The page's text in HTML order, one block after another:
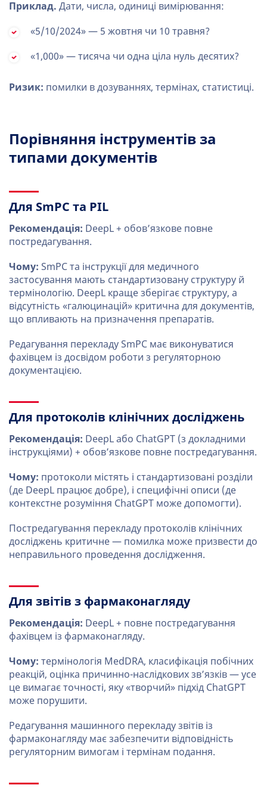
Приклад. Дати, числа, одиниці вимірювання:
«5/10/2024» — 5 жовтня чи 10 травня?
«1,000» — тисяча чи одна ціла нуль десятих?
Ризик: помилки в дозуваннях, термінах, статистиці.
Порівняння інструментів за
типами документів
Для SmPC та PIL
Рекомендація: DeepL + обов’язкове повне
постредагування.
Чому: SmPC та інструкції для медичного
застосування мають стандартизовану структуру й
термінологію. DeepL краще зберігає структуру, а
відсутність «галюцинацій» критична для документів,
що впливають на призначення препаратів.
Редагування перекладу SmPC має виконуватися
фахівцем із досвідом роботи з регуляторною
документацією.
Для протоколів клінічних досліджень
Рекомендація: DeepL або ChatGPT (з докладними
інструкціями) + обов’язкове повне постредагування.
Чому: протоколи містять і стандартизовані розділи
(де DeepL працює добре), і специфічні описи (де
контекстне розуміння ChatGPT може допомогти).
Постредагування перекладу протоколів клінічних
досліджень критичне — помилка може призвести до
неправильного проведення дослідження.
Для звітів з фармаконагляду
Рекомендація: DeepL + повне постредагування
фахівцем із фармаконагляду.
Чому: термінологія MedDRA, класифікація побічних
реакцій, оцінка причинно-наслідкових зв’язків — усе
це вимагає точності, яку «творчий» підхід ChatGPT
може порушити.
Редагування машинного перекладу звітів із
фармаконагляду має забезпечити відповідність
регуляторним вимогам і термінам подання.